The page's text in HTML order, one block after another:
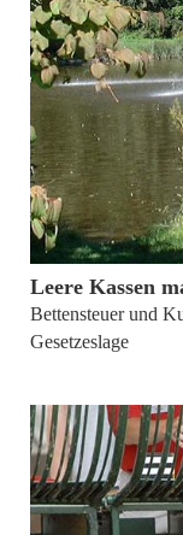
vonDr.
Leere Kassen
Bettensteuer und
Gesetzeslage